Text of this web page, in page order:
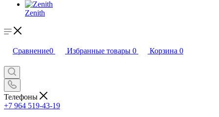
Zenith
Сравнение0 Избранные товары 0 Корзина 0
Телефоны
+7 964 519-43-19